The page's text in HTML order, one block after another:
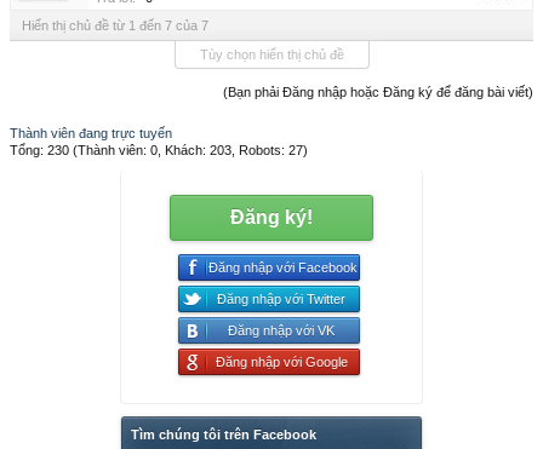
Hiển thị chủ đề từ 1 đến 7 của 7
Tùy chọn hiển thị chủ đề
(Bạn phải Đăng nhập hoặc Đăng ký để đăng bài viết)
Thành viên đang trực tuyến
Tổng: 230 (Thành viên: 0, Khách: 203, Robots: 27)
Đăng ký!
Đăng nhập với Facebook
Đăng nhập với Twitter
Đăng nhập với VK
Đăng nhập với Google
Tìm chúng tôi trên Facebook